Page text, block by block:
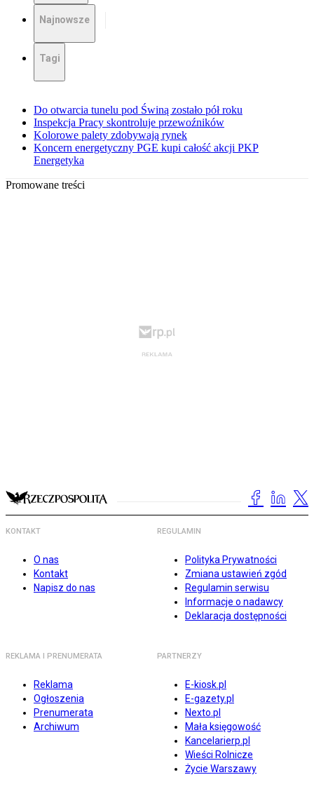
Najnowsze
Tagi
Do otwarcia tunelu pod Świną zostało pół roku
Inspekcja Pracy skontroluje przewoźników
Kolorowe palety zdobywają rynek
Koncern energetyczny PGE kupi całość akcji PKP
Energetyka
Promowane treści
KONTAKT
O nas
Kontakt
Napisz do nas
REGULAMIN
Polityka Prywatności
Zmiana ustawień zgód
Regulamin serwisu
Informacje o nadawcy
Deklaracja dostępności
REKLAMA I PRENUMERATA
Reklama
Ogłoszenia
Prenumerata
Archiwum
PARTNERZY
E-kiosk.pl
E-gazety.pl
Nexto.pl
Mała księgowość
Kancelarierp.pl
Wieści Rolnicze
Życie Warszawy